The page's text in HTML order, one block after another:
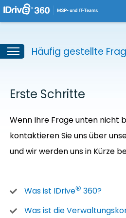
Häufig gestellte
Erste Schritte
Wenn Ihre Frage unten nicht
kontaktieren Sie uns über
und wir werden uns in Kürze
Was ist IDrive® 360?
Was ist die